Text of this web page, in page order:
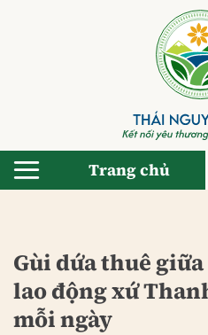
Trang chủ
Gùi dứa thuê
lao động xứ
mỗi ngày